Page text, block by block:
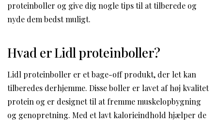
proteinboller og give dig nogle tips til at tilberede og
nyde dem bedst muligt.
Hvad er Lidl proteinboller?
Lidl proteinboller er et bage-off produkt, der let kan
tilberedes derhjemme. Disse boller er lavet af høj kvalitet
protein og er designet til at fremme muskelopbygning
og genopretning. Med et lavt kalorieindhold hjælper de